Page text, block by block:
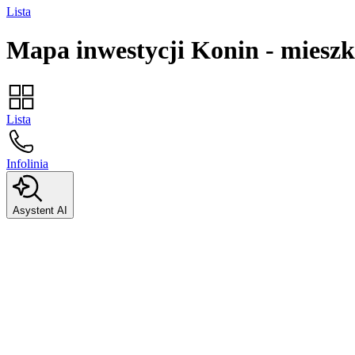
Lista
Mapa inwestycji Konin -
Lista
Infolinia
Asystent AI